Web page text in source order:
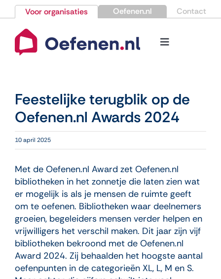
naar
inhoud
Voor organisaties Oefenen.nl Contact
Toggle
Nieuws
Kennisbank
Over Oefenen.nl
Contact
Feestelijke terugblik op de
Oefenen.nl Awards 2024
10 april 2025
Met de Oefenen.nl Award zet Oefenen.nl
bibliotheken in het zonnetje die laten zien wat
er mogelijk is als je mensen de ruimte geeft
om te oefenen. Bibliotheken waar deelnemers
groeien, begeleiders mensen verder helpen en
vrijwilligers het verschil maken. Dit jaar zijn vijf
bibliotheken bekroond met de Oefenen.nl
Award 2024. Zij behaalden het hoogste aantal
oefenpunten in de categorieën XL, L, M en S.